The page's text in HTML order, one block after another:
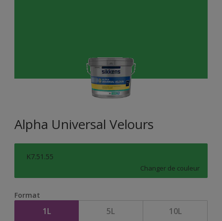
Alpha Universal Velours
K7.51.55
Changer de couleur
Format
1L 5L 10L